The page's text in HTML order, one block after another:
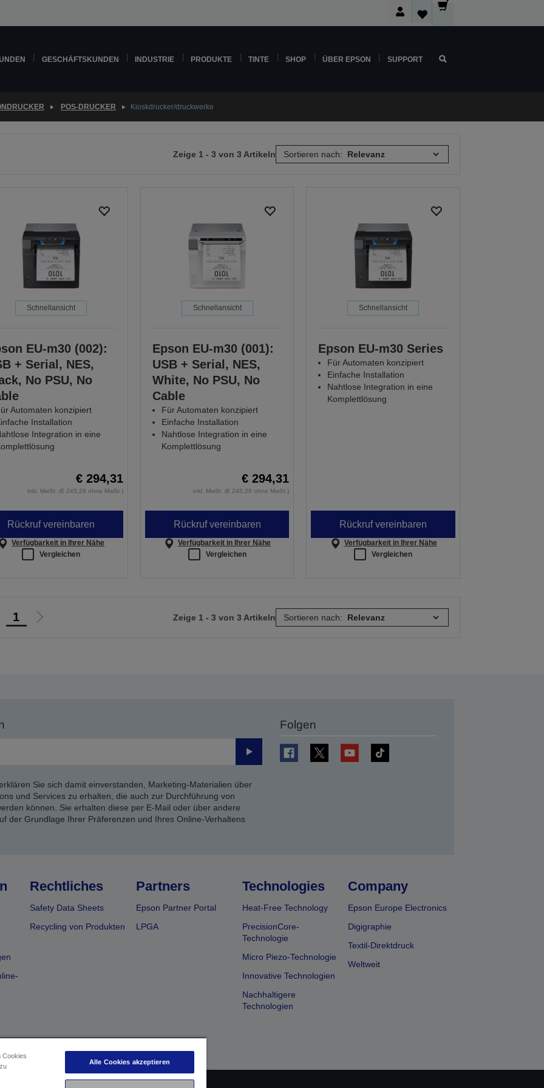
GESCHÄFTSKUNDEN INDUSTRIE PRODUKTE TINTE SHOP ÜBER EPSON SUPPORT
POS-DRUCKER Kioskdrucker/druckwerke
Zeige 1 - 3 von 3 Artikeln Sortieren nach:
Schnellansicht
EU-m30 (002):
+ Serial, NES,
No PSU, No
Automaten konzipiert
Installation
Integration in eine
€ 294,31
inkl. MwSt. (€ 245,26 ohne MwSt.)
Rückruf vereinbaren
Verfügbarkeit in Ihrer Nähe
Vergleichen
Schnellansicht
Epson EU-m30 (001):
USB + Serial, NES,
White, No PSU, No
Cable
Für Automaten konzipiert
Einfache Installation
Nahtlose Integration in eine
Komplettlösung
€ 294,31
inkl. MwSt. (€ 245,26 ohne MwSt.)
Rückruf vereinbaren
Verfügbarkeit in Ihrer Nähe
Vergleichen
Schnellansicht
Epson EU-m30 Series
Für Automaten konzipiert
Einfache Installation
Nahtlose Integration in eine
Komplettlösung
Rückruf vereinbaren
Verfügbarkeit in Ihrer Nähe
Vergleichen
1
Zur
Zeige 1 - 3 von 3 Artikeln Sortieren nach:
Senden
Sie sich damit einverstanden, Marketing-Materialien über
und Services zu erhalten, die auch zur Durchführung von
können. Sie erhalten diese per E-Mail oder über andere
der Grundlage Ihrer Präferenzen und Ihres Online-Verhaltens
Folgen
Rechtliches
Safety Data Sheets
Recycling von Produkten
Partners
Epson Partner Portal
LPGA
Technologies
Heat-Free Technology
PrecisionCore-
Technologie
Micro Piezo-Technologie
Innovative Technologien
Nachhaltigere
Technologien
Company
Epson Europe Electronics
Digigraphie
Textil-Direktdruck
Weltweit
Cookies
Alle Cookies akzeptieren